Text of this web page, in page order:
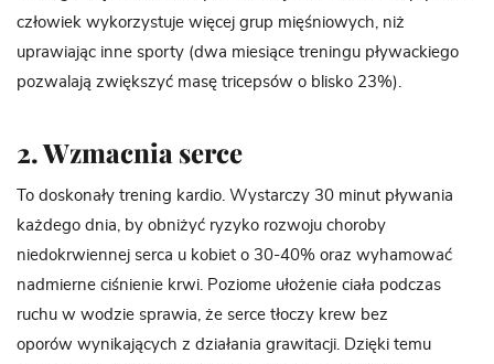
człowiek wykorzystuje więcej grup mięśniowych, niż
uprawiając inne sporty (dwa miesiące treningu pływackiego
pozwalają zwiększyć masę tricepsów o blisko 23%).
2. Wzmacnia serce
To doskonały trening kardio. Wystarczy 30 minut pływania
każdego dnia, by obniżyć ryzyko rozwoju choroby
niedokrwiennej serca u kobiet o 30-40% oraz wyhamować
nadmierne ciśnienie krwi. Poziome ułożenie ciała podczas
ruchu w wodzie sprawia, że serce tłoczy krew bez
oporów wynikających z działania grawitacji. Dzięki temu